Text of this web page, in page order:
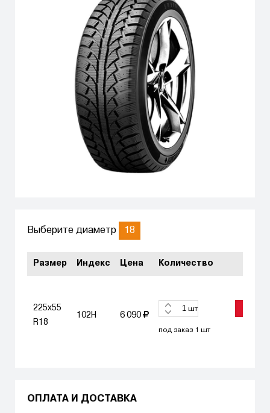
Выберите диаметр 18
Размер Индекс Цена Количество
225x55
R18
102H 6 090
шт
под заказ 1 шт
ОПЛАТА И ДОСТАВКА